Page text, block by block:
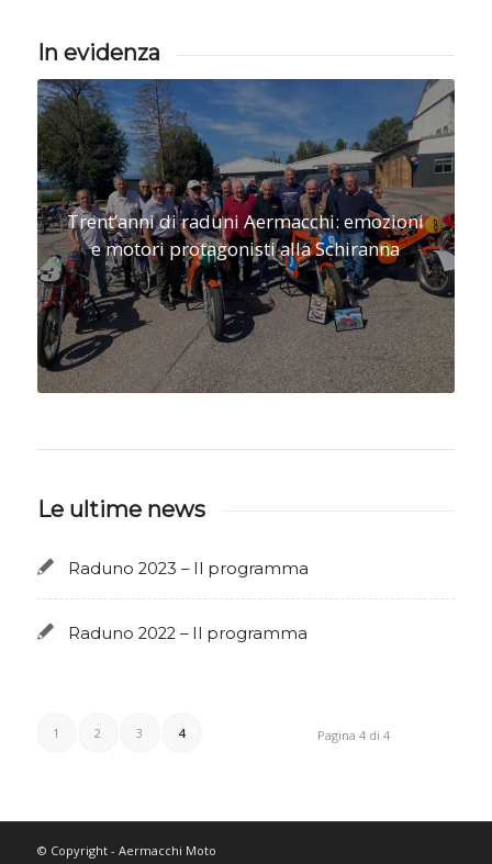
In evidenza
Trent’anni di raduni Aermacchi: emozioni
e motori protagonisti alla Schiranna
Le ultime news
Raduno 2023 – Il programma
Raduno 2022 – Il programma
Pagina 4 di 4
1 2 3 4
© Copyright - Aermacchi Moto